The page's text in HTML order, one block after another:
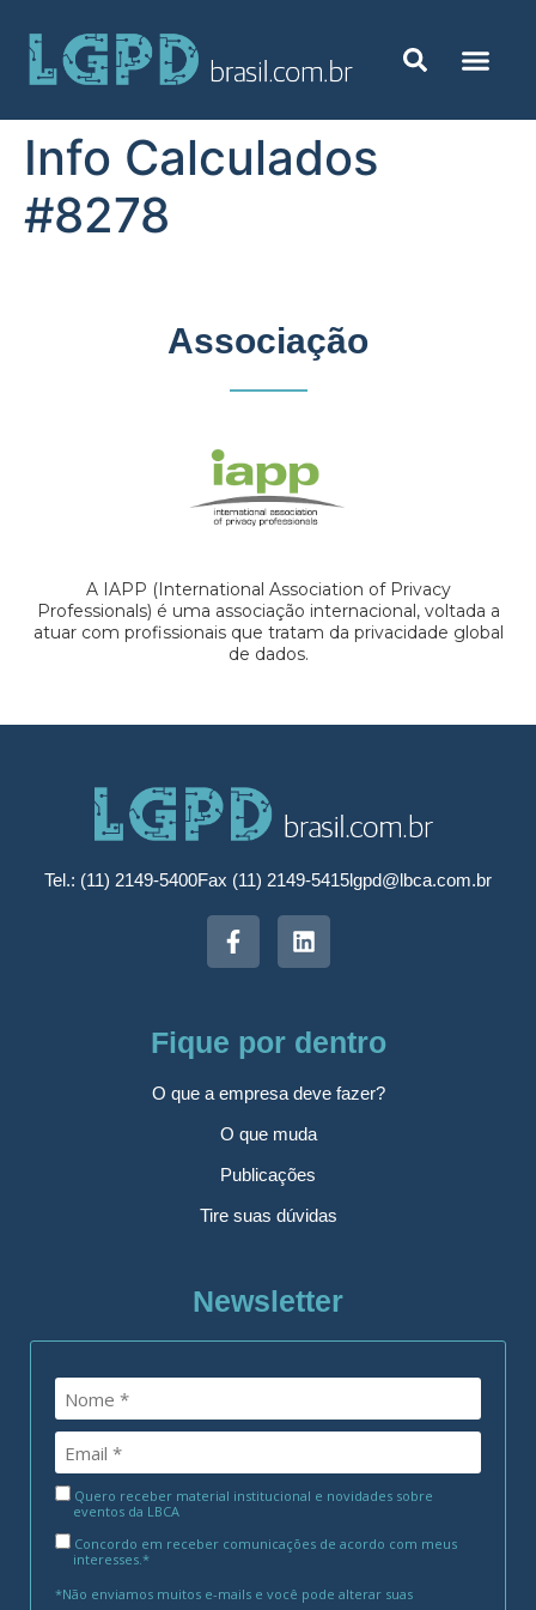
Info Calculados
#8278
Associação
A IAPP (International Association of Privacy
Professionals) é uma associação internacional, voltada a
atuar com profissionais que tratam da privacidade global
de dados.
Tel.: (11) 2149-5400Fax (11) 2149-5415lgpd@lbca.com.br
Fique por dentro
O que a empresa deve fazer?
O que muda
Publicações
Tire suas dúvidas
Newsletter
Quero receber material institucional e novidades sobre
eventos da LBCA
Concordo em receber comunicações de acordo com meus
interesses.*
*Não enviamos muitos e-mails e você pode alterar suas